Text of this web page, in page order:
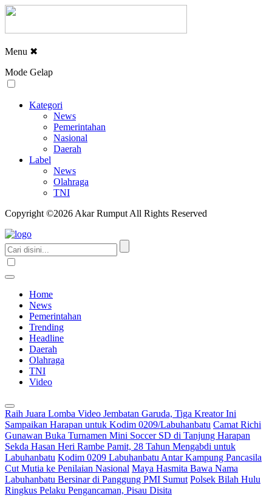
Menu ✖
Mode Gelap
Kategori
News
Pemerintahan
Nasional
Daerah
Label
News
Olahraga
TNI
Copyright ©2026 Akar Rumput All Rights Reserved
Home
News
Pemerintahan
Trending
Headline
Daerah
Olahraga
TNI
Video
Raih Juara Lomba Video Jembatan Garuda, Tiga Kreator Ini
Sampaikan Harapan untuk Kodim 0209/Labuhanbatu Camat Richi
Gunawan Buka Turnamen Mini Soccer SD di Tanjung Harapan
Sekda Hasan Heri Rambe Pamit, 28 Tahun Mengabdi untuk
Labuhanbatu Kodim 0209 Labuhanbatu Antar Kampung Pancasila
Cut Mutia ke Penilaian Nasional Maya Hasmita Bawa Nama
Labuhanbatu Bersinar di Panggung PMI Sumut Polsek Bilah Hulu
Ringkus Pelaku Pengancaman, Pisau Disita